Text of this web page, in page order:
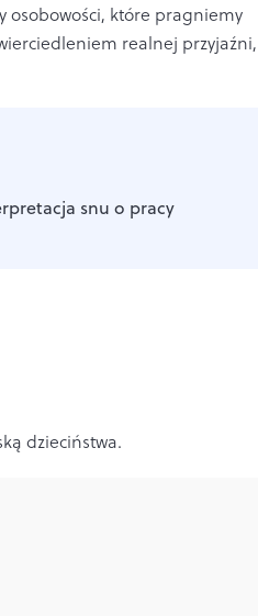
osobowości, które pragniemy
realnej przyjaźni,
snu o pracy
dzieciństwa.